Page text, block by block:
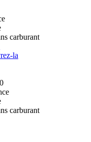
carburant
la
carburant